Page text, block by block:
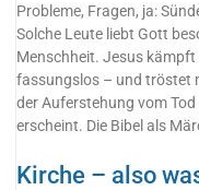
Probleme, Fragen, ja:
Solche Leute liebt Gott
Menschheit. Jesus
fassungslos – und tröstet
der Auferstehung vom
erscheint. Die Bibel als
Kirche – also